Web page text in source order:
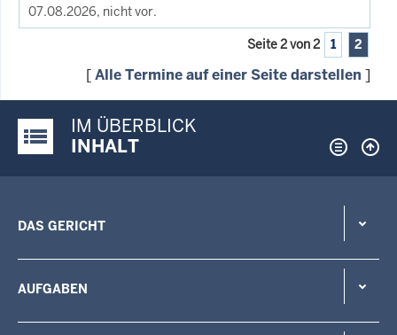
07.08.2026, nicht vor.
Seite 2 von 2 1 2
[Alle Termine auf einer Seite darstellen ]
Justiz-Portal im Überblick:
IM ÜBERBLICK
INHALT
DAS GERICHT
AUFGABEN